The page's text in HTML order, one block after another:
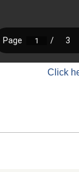
Click